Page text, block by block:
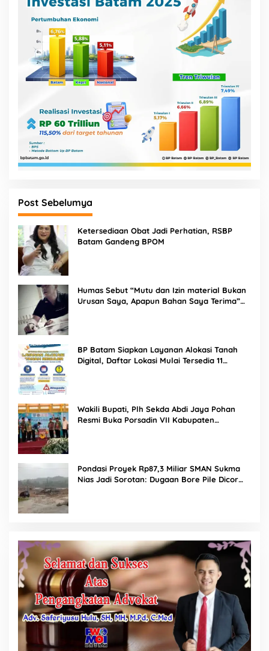
Post Sebelumya
Ketersediaan Obat Jadi Perhatian, RSBP
Batam Gandeng BPOM
Humas Sebut “Mutu dan Izin material Bukan
Urusan Saya, Apapun Bahan Saya Terima”
BP Batam Siapkan Layanan Alokasi Tanah
Digital, Daftar Lokasi Mulai Tersedia 11
Wakili Bupati, Plh Sekda Abdi Jaya Pohan
Resmi Buka Porsadin VII Kabupaten
Pondasi Proyek Rp87,3 Miliar SMAN Sukma
Nias Jadi Sorotan: Dugaan Bore Pile Dicor